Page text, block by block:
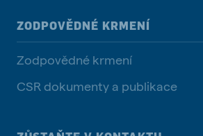
ZODPOVĚDNÉ KRMENÍ
Zodpovědné krmení
CSR dokumenty a publikace